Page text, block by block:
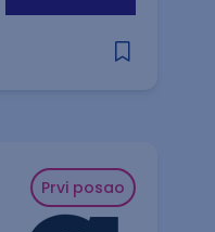
Prvi posao